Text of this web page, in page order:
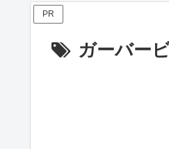
PR
ガーバー